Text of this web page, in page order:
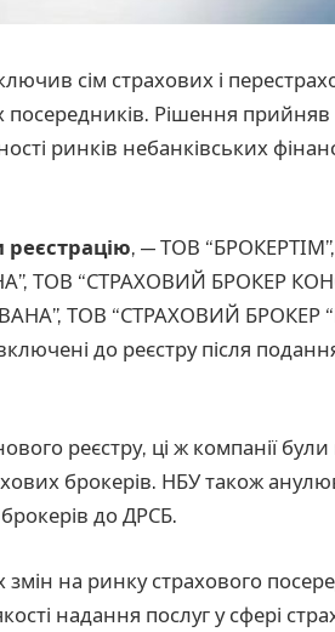
сім страхових і
посередників. Рішення прийняв
ринків небанківських
, — ТОВ
ТОВ “СТРАХОВИЙ БРОКЕР
ТОВ “СТРАХОВИЙ БРОКЕР
до реєстру після
реєстру, ці ж компанії
брокерів. НБУ також
до ДРСБ.
на ринку страхового
надання послуг у сфері